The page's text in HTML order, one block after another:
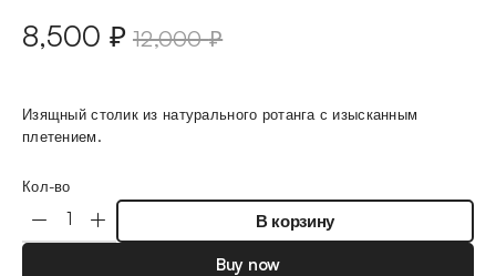
12,000₽
8,500 ₽
Изящный столик из натурального ротанга с изысканным
плетением.
Кол-во
В корзину
Buy now